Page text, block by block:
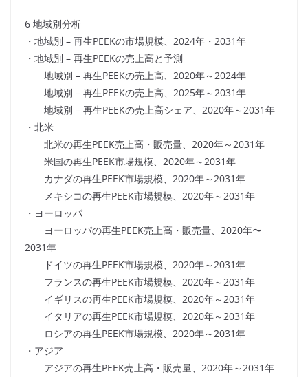
6 地域別分析
・地域別 – 再生PEEKの市場規模、2024年・2031年
・地域別 – 再生PEEKの売上高と予測
地域別 – 再生PEEKの売上高、2020年～2024年
地域別 – 再生PEEKの売上高、2025年～2031年
地域別 – 再生PEEKの売上高シェア、2020年～2031年
・北米
北米の再生PEEK売上高・販売量、2020年～2031年
米国の再生PEEK市場規模、2020年～2031年
カナダの再生PEEK市場規模、2020年～2031年
メキシコの再生PEEK市場規模、2020年～2031年
・ヨーロッパ
ヨーロッパの再生PEEK売上高・販売量、2020年〜
2031年
ドイツの再生PEEK市場規模、2020年～2031年
フランスの再生PEEK市場規模、2020年～2031年
イギリスの再生PEEK市場規模、2020年～2031年
イタリアの再生PEEK市場規模、2020年～2031年
ロシアの再生PEEK市場規模、2020年～2031年
・アジア
アジアの再生PEEK売上高・販売量、2020年～2031年